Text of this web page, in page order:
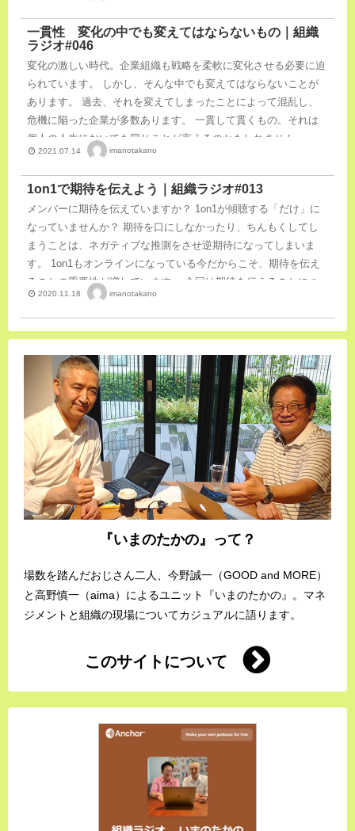
一貫性 変化の中でも変えてはならないもの｜組織
ラジオ#046
変化の激しい時代。企業組織も戦略を柔軟に変化させる必要に迫
られています。 しかし、そんな中でも変えてはならないことが
あります。 過去、それを変えてしまったことによって混乱し、
危機に陥った企業が多数あります。 一貫して貫くもの。それは
個人の人生においても同じことが言えるのかもしれません。
2021.07.14 imanotakano
1on1で期待を伝えよう｜組織ラジオ#013
メンバーに期待を伝えていますか？ 1on1が傾聴する「だけ」に
なっていませんか？ 期待を口にしなかったり、ちんもくしてし
まうことは、ネガティブな推測をさせ逆期待になってしまいま
す。 1on1もオンラインになっている今だからこそ、期待を伝え
ることの重要性が増しています。 今回は期待を伝えることにつ
いて語り合いました。
2020.11.18 imanotakano
『いまのたかの』って？
場数を踏んだおじさん二人、今野誠一（GOOD and MORE）
と高野慎一（aima）によるユニット『いまのたかの』。マネ
ジメントと組織の現場についてカジュアルに語ります。
このサイトについて